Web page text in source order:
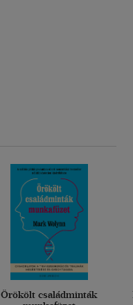
Örökölt családminták